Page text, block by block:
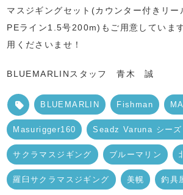
マスジギングセット(カウンター付きリー
PEライン1.5号200m)もご用意していま
用くださいませ！
BLUEMARLINスタッフ 青木 誠
BLUEMARLIN Fishman
Masurigger160 Seadz Varuna シー
サクラマスジギング ブルーマリン
羅臼サクラマスジギング 美幌 釣具